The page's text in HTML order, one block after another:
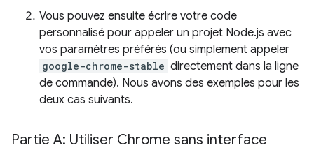
Vous pouvez ensuite écrire votre code
personnalisé pour appeler un projet Node.js avec
vos paramètres préférés (ou simplement appeler
google-chrome-stable directement dans la ligne
de commande). Nous avons des exemples pour les
deux cas suivants.
Partie A: Utiliser Chrome sans interface